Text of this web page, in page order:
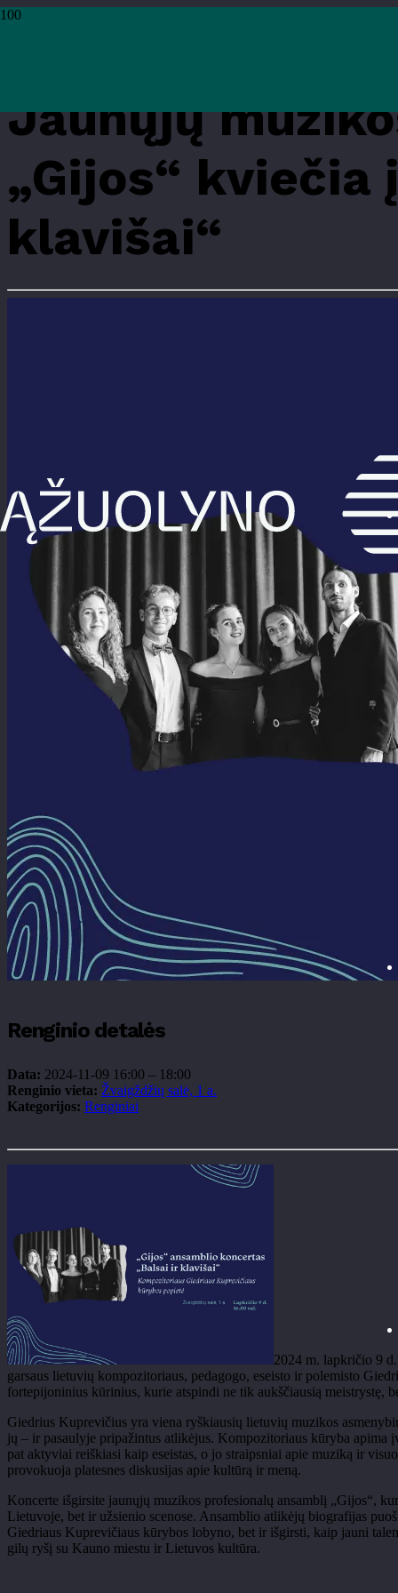
Pradžia
Jaunųjų
„Gijos“
klavišai“
Renginio detalės
Data: 2024-11-09 16:00 – 18:00
Renginio vieta: Žvaigždžių salė, 1 a.
Kategorijos: Renginiai
2024 m. lapkričio 9
garsaus lietuvių kompozitoriaus, pedagogo, eseisto ir polemisto
fortepijoninius kūrinius, kurie atspindi ne tik aukščiausią meistrystę,
Giedrius Kuprevičius yra viena ryškiausių lietuvių muzikos
jų – ir pasaulyje pripažintus atlikėjus. Kompozitoriaus kūryba
pat aktyviai reiškiasi kaip eseistas, o jo straipsniai apie muziką ir
provokuoja platesnes diskusijas apie kultūrą ir meną.
Koncerte išgirsite jaunųjų muzikos profesionalų ansamblį „Gijos“,
Lietuvoje, bet ir užsienio scenose. Ansamblio atlikėjų biografijas
Giedriaus Kuprevičiaus kūrybos lobyno, bet ir išgirsti, kaip jauni
gilų ryšį su Kauno miestu ir Lietuvos kultūra.